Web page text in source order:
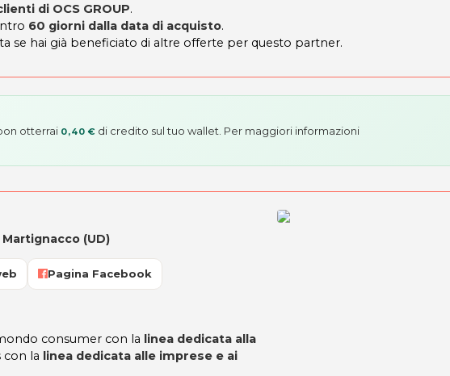
di OCS GROUP.
60 giorni dalla data di acquisto.
se hai già beneficiato di altre offerte per questo partner.
otterrai 0,40 € di credito sul tuo wallet. Per maggiori informazioni
(UD)
Pagina Facebook
consumer con la linea dedicata alla
con la linea dedicata alle imprese e ai